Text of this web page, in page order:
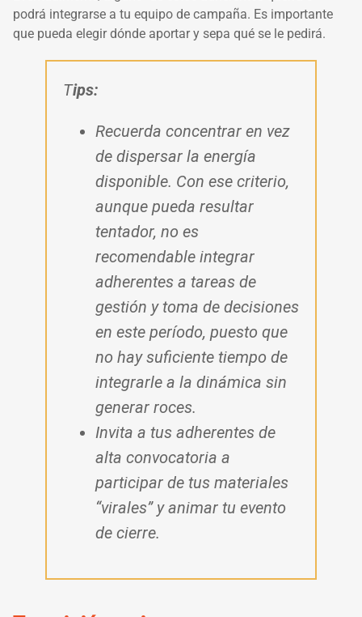
podrá integrarse a tu equipo de campaña. Es importante
que pueda elegir dónde aportar y sepa qué se le pedirá.
Tips:
Recuerda concentrar en vez
de dispersar la energía
disponible. Con ese criterio,
aunque pueda resultar
tentador, no es
recomendable integrar
adherentes a tareas de
gestión y toma de decisiones
en este período, puesto que
no hay suficiente tiempo de
integrarle a la dinámica sin
generar roces.
Invita a tus adherentes de
alta convocatoria a
participar de tus materiales
“virales” y animar tu evento
de cierre.